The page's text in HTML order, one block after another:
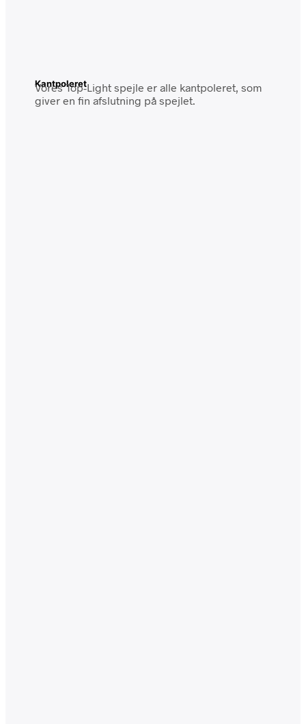
Kantpoleret
Vores Top-Light spejle er alle kantpoleret, som
giver en fin afslutning på spejlet.